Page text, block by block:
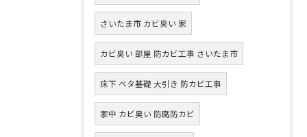
さいたま市 カビ臭い 家
カビ臭い 部屋 防カビ工事 さいたま市
床下 ベタ基礎 大引き 防カビ工事
家中 カビ臭い 防腐防カビ